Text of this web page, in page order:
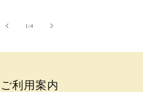
1/の
4
ご利用案内